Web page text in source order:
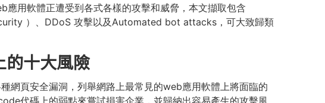
用軟體正遭受到各式各樣的攻擊和威脅，本文擷取包含
）、DDoS 攻擊以及Automated bot attacks，可大致歸類
十大風險
頁安全漏洞，列舉網路上最常見的web應用軟體上將面臨的